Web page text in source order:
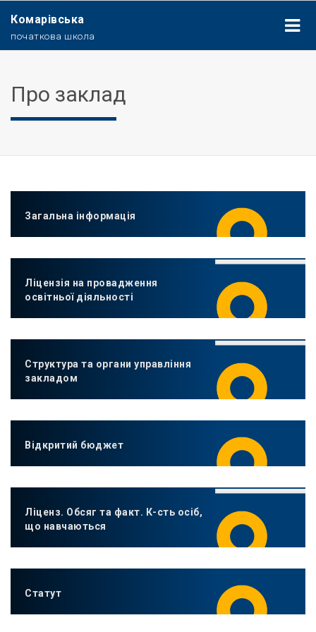
Комарівська
початкова школа
Про заклад
Загальна інформація
Ліцензія на провадження
освітньої діяльності
Структура та органи управління
закладом
Відкритий бюджет
Ліценз. Обсяг та факт. К-сть осіб,
що навчаються
Статут